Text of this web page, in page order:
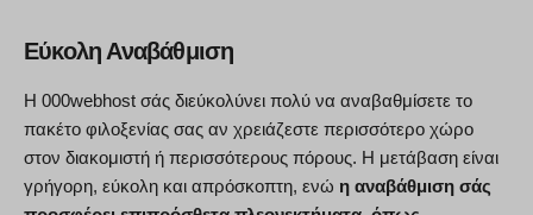
Εύκολη Αναβάθμιση
Η 000webhost σάς διεύκολύνει πολύ να αναβαθμίσετε το
πακέτο φιλοξενίας σας αν χρειάζεστε περισσότερο χώρο
στον διακομιστή ή περισσότερους πόρους. Η μετάβαση είναι
γρήγορη, εύκολη και απρόσκοπτη, ενώ η αναβάθμιση σάς